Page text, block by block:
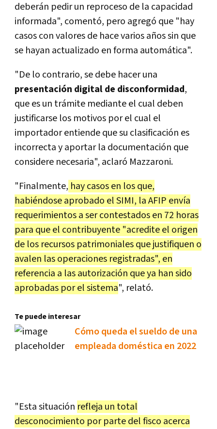
deberán pedir un reproceso de la capacidad
informada", comentó, pero agregó que "hay
casos con valores de hace varios años sin que
se hayan actualizado en forma automática".
"De lo contrario, se debe hacer una
presentación digital de disconformidad,
que es un trámite mediante el cual deben
justificarse los motivos por el cual el
importador entiende que su clasificación es
incorrecta y aportar la documentación que
considere necesaria", aclaró Mazzaroni.
"Finalmente, hay casos en los que,
habiéndose aprobado el SIMI, la AFIP envía
requerimientos a ser contestados en 72 horas
para que el contribuyente "acredite el origen
de los recursos patrimoniales que justifiquen o
avalen las operaciones registradas", en
referencia a las autorización que ya han sido
aprobadas por el sistema", relató.
Te puede interesar
Cómo queda el sueldo de una
empleada doméstica en 2022
"Esta situación refleja un total
desconocimiento por parte del fisco acerca